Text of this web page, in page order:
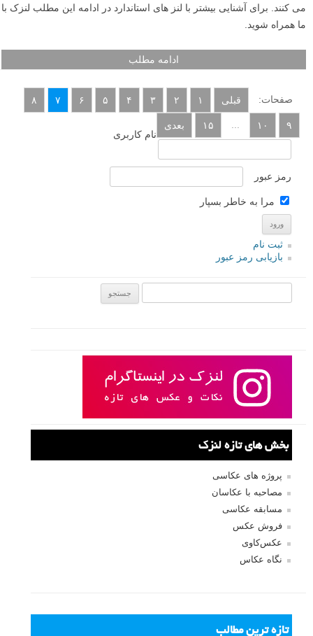
می کنند. برای آشنایی بیشتر با لنز های استاندارد در ادامه این مطلب لنزک با
ما همراه شوید.
ادامه مطلب
صفحات: قبلی ۱ ۲ ۳ ۴ ۵ ۶ ۷ ۸
۹ ۱۰ ۱۵
بعدی
نام کاربری
رمز عبور
مرا به خاطر بسپار
ثبت نام
بازیابی رمز عبور
بخش های تازه لنزک
پروژه های عکاسی
مصاحبه با عکاسان
مسابقه عکاسی
فروش عکس
عکس‌کاوی
نگاه عکاس
تازه ترین مطالب